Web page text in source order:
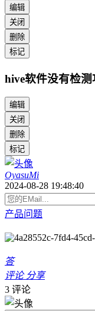
编辑
关闭
删除
标记
hive软件没有检测
编辑
关闭
删除
标记
OyasuMi
2024-08-28 19:48:40
产品问题
答
评论 分享
3 评论